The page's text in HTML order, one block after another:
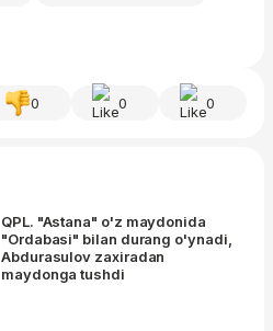
0 0 0
QPL. "Astana" o'z maydonida
"Ordabasi" bilan durang o'ynadi,
Abdurasulov zaxiradan
maydonga tushdi